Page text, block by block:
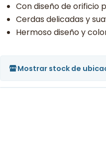
Con diseño de orificio
Cerdas delicadas y
Hermoso diseño y
Mostrar stock de